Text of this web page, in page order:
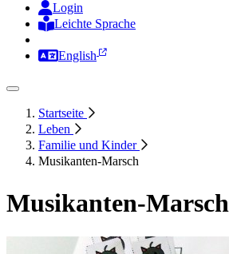
Login
Leichte Sprache
English
Startseite
Leben
Familie und Kinder
Musikanten-Marsch
Musikanten-Marsch